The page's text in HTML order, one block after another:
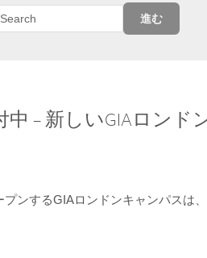
進む
中 – 新しいGIAロン
プンするGIAロンドンキャンパスは